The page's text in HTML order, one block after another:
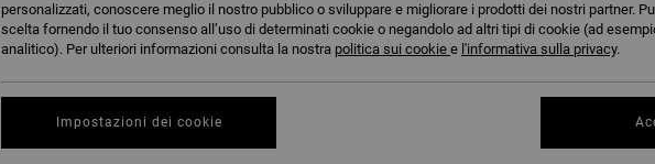
XS
personalizzati, conoscere meglio il nostro pubblico o sviluppare e migliorare i prodotti dei nostri partner.
scelta fornendo il tuo consenso all’uso di determinati cookie o negandolo ad altri tipi di cookie (ad
analitico). Per ulteriori informazioni consulta la nostra politica sui cookie e l'informativa sulla privacy.
Impostazioni dei cookie